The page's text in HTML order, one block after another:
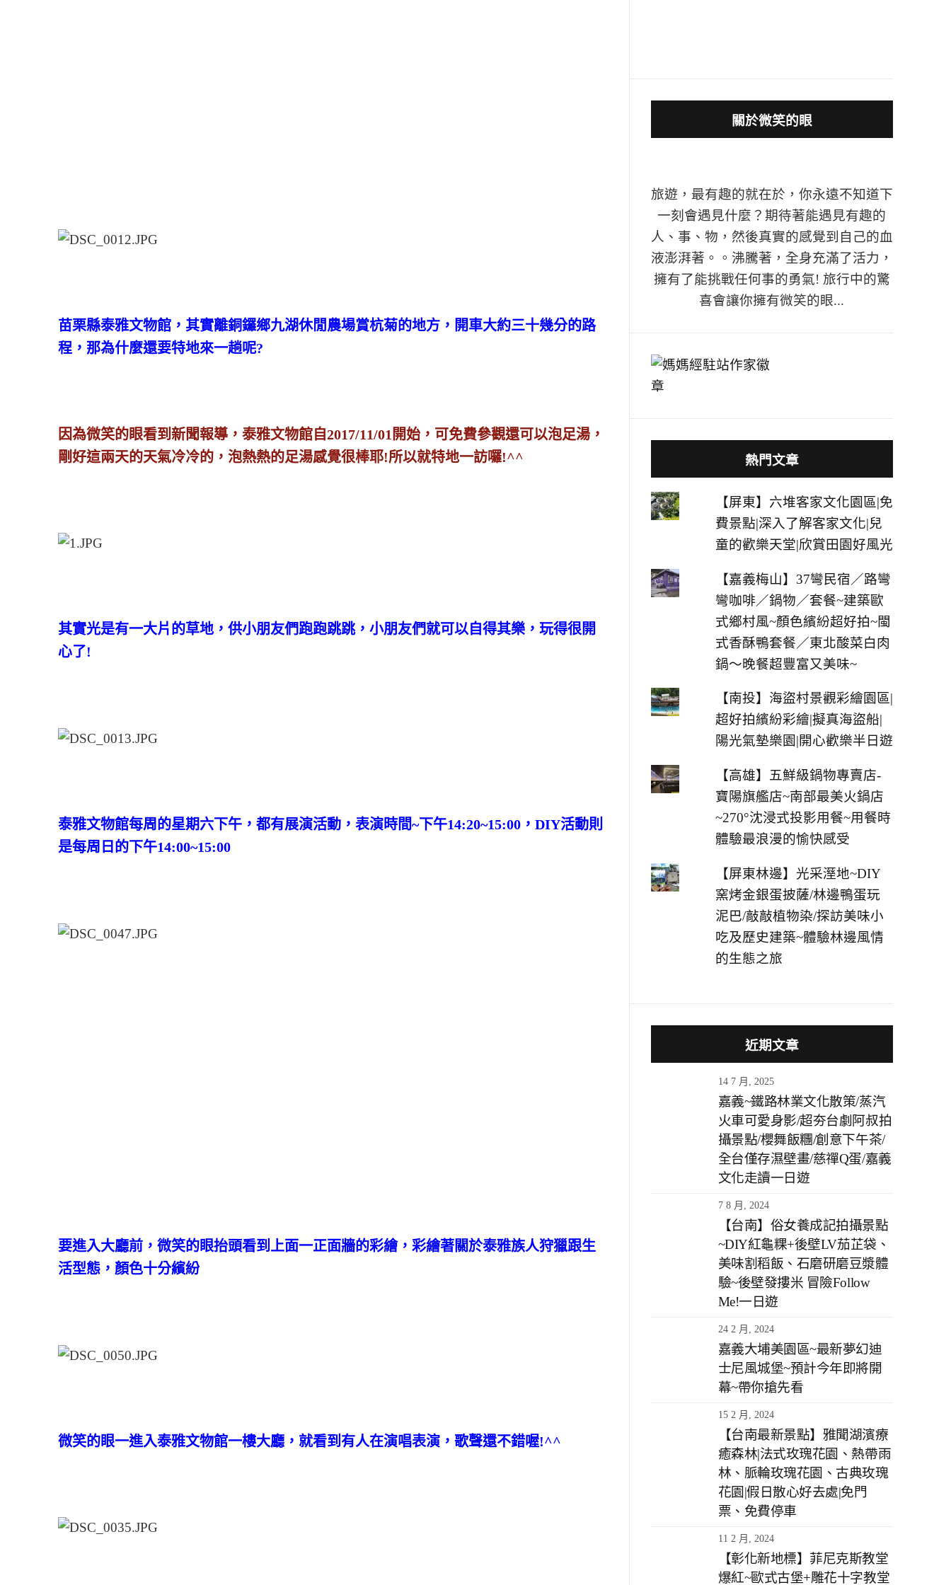
苗栗縣泰雅文物館，其實離銅鑼鄉九湖休閒農場賞杭菊的地方，開車大約三十幾分的路
程，那為什麼還要特地來一趟呢?
因為微笑的眼看到新聞報導，泰雅文物館自2017/11/01開始，可免費參觀還可以泡足湯，
剛好這兩天的天氣冷冷的，泡熱熱的足湯感覺很棒耶!所以就特地一訪囉!^^
其實光是有一大片的草地，供小朋友們跑跑跳跳，小朋友們就可以自得其樂，玩得很開
心了!
泰雅文物館每周的星期六下午，都有展演活動，表演時間~下午14:20~15:00，DIY活動則
是每周日的下午14:00~15:00
要進入大廳前，微笑的眼抬頭看到上面一正面牆的彩繪，彩繪著關於泰雅族人狩獵跟生
活型態，顏色十分繽紛
微笑的眼一進入泰雅文物館一樓大廳，就看到有人在演唱表演，歌聲還不錯喔!^^
關於微笑的眼
旅遊，最有趣的就在於，你永遠不知道下
一刻會遇見什麼？期待著能遇見有趣的
人、事、物，然後真實的感覺到自己的血
液澎湃著。。沸騰著，全身充滿了活力，
擁有了能挑戰任何事的勇氣! 旅行中的驚
喜會讓你擁有微笑的眼...
熱門文章
【屏東】六堆客家文化園區|免
費景點|深入了解客家文化|兒
童的歡樂天堂|欣賞田園好風光
【嘉義梅山】37彎民宿／路彎
彎咖啡／鍋物／套餐~建築歐
式鄉村風~顏色繽紛超好拍~閩
式香酥鴨套餐／東北酸菜白肉
鍋～晚餐超豐富又美味~
【南投】海盜村景觀彩繪園區|
超好拍繽紛彩繪|擬真海盜船|
陽光氣墊樂園|開心歡樂半日遊
【高雄】五鮮級鍋物專賣店-
寶陽旗艦店~南部最美火鍋店
~270°沈浸式投影用餐~用餐時
體驗最浪漫的愉快感受
【屏東林邊】光采溼地~DIY
窯烤金銀蛋披薩/林邊鴨蛋玩
泥巴/敲敲植物染/探訪美味小
吃及歷史建築~體驗林邊風情
的生態之旅
近期文章
14 7 月, 2025
嘉義~鐵路林業文化散策/蒸汽
火車可愛身影/超夯台劇阿叔拍
攝景點/櫻舞飯糰/創意下午茶/
全台僅存濕壁畫/慈禪Q蛋/嘉義
文化走讀一日遊
7 8 月, 2024
【台南】俗女養成記拍攝景點
~DIY紅龜粿+後壁LV茄芷袋、
美味割稻飯、石磨研磨豆漿體
驗~後壁發摟米 冒險Follow
Me!一日遊
24 2 月, 2024
嘉義大埔美園區~最新夢幻迪
士尼風城堡~預計今年即將開
幕~帶你搶先看
15 2 月, 2024
【台南最新景點】雅聞湖濱療
癒森林|法式玫瑰花園、熱帶雨
林、脈輪玫瑰花園、古典玫瑰
花園|假日散心好去處|免門
票、免費停車
11 2 月, 2024
【彰化新地標】菲尼克斯教堂
爆紅~歐式古堡+雕花十字教堂